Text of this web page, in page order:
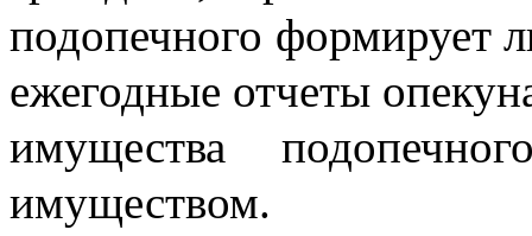
подопечного формирует
ежегодные отчеты
имущества
имуществом.